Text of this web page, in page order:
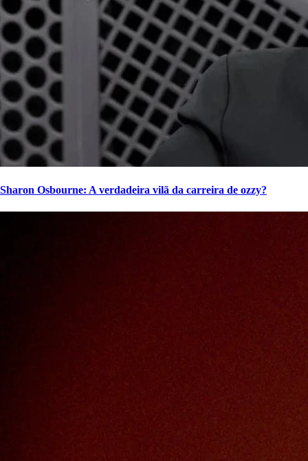
Sharon Osbourne: A verdadeira vilã da carreira de ozzy?